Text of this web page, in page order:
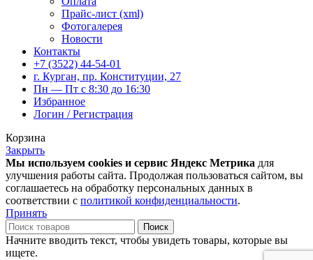
Прайс-лист (xml)
Фотогалерея
Новости
Контакты
+7 (3522) 44-54-01
г. Курган, пр. Конституции, 27
Пн — Пт с 8:30 до 16:30
Избранное
Логин / Регистрация
Корзина
Закрыть
Мы используем cookies и сервис Яндекс Метрика для
улучшения работы сайта. Продолжая пользоваться сайтом, вы
соглашаетесь на обработку персональных данных в
соответствии с политикой конфиденциальности.
Принять
Поиск
Начните вводить текст, чтобы увидеть товары, которые вы
ищете.